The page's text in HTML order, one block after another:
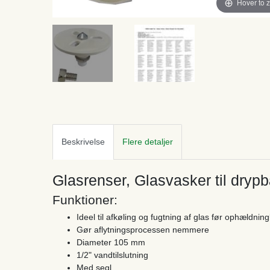
Hover to
Beskrivelse Flere detaljer
Glasrenser, Glasvasker til
Funktioner:
Ideel til afkøling og fugtning af glas før
Gør aflytningsprocessen nemmere
Diameter 105 mm
1/2" vandtilslutning
Med segl